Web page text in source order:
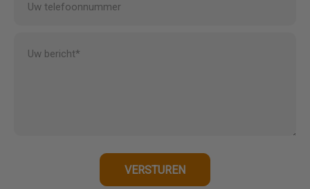
Uw telefoonnummer
Uw bericht*